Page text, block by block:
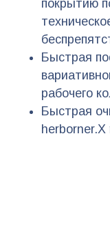
покрытию
Быстрая
рабочего
Быстрая
herborner.X